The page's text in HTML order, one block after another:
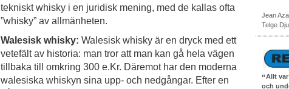
tekniskt whisky i en juridisk mening, med de kallas ofta
”whisky” av allmänheten.
Walesisk whisky: Walesisk whisky är en dryck med ett
vetefält av historia: man tror att man kan gå hela vägen
tillbaka till omkring 300 e.Kr. Däremot har den moderna
walesiska whiskyn sina upp- och nedgångar. Efter en
Jean
Telge
Allt
och